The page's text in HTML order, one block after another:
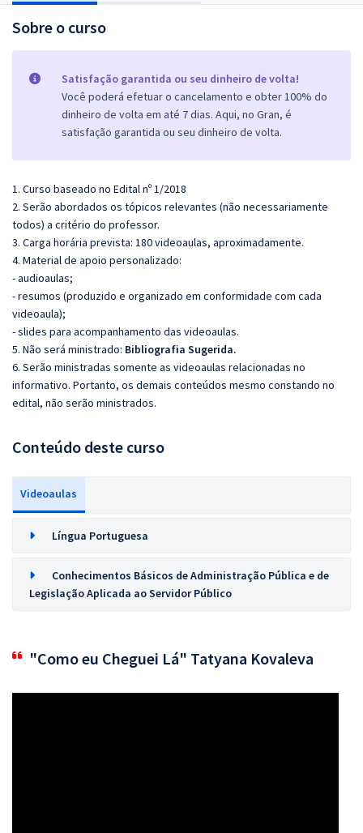
Sobre o curso
Satisfação garantida ou seu dinheiro de volta!
Você poderá efetuar o cancelamento e obter 100% do
dinheiro de volta em até 7 dias. Aqui, no Gran, é
satisfação garantida ou seu dinheiro de volta.
1. Curso baseado no Edital nº 1/2018
2. Serão abordados os tópicos relevantes (não necessariamente
todos) a critério do professor.
3. Carga horária prevista: 180 videoaulas, aproximadamente.
4. Material de apoio personalizado:
- audioaulas;
- resumos (produzido e organizado em conformidade com cada
videoaula);
- slides para acompanhamento das videoaulas.
5. Não será ministrado: Bibliografia Sugerida.
6. Serão ministradas somente as videoaulas relacionadas no
informativo. Portanto, os demais conteúdos mesmo constando no
edital, não serão ministrados.
Conteúdo deste curso
Videoaulas
Língua Portuguesa
Conhecimentos Básicos de Administração Pública e de
Legislação Aplicada ao Servidor Público
"Como eu Cheguei Lá" Tatyana Kovaleva